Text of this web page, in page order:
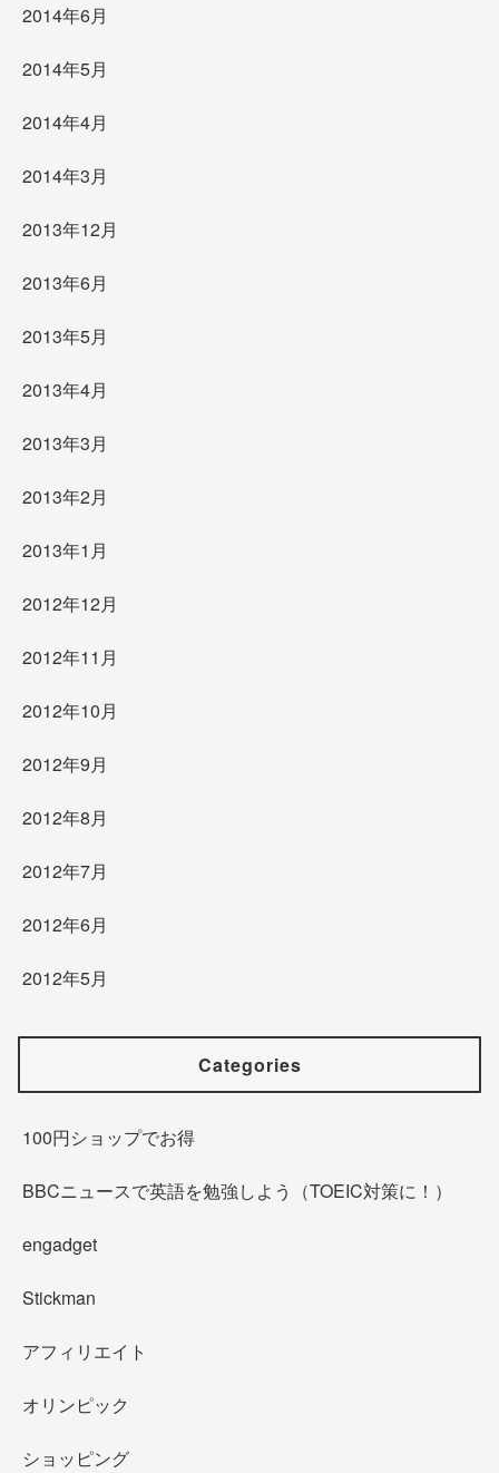
2014年6月
2014年5月
2014年4月
2014年3月
2013年12月
2013年6月
2013年5月
2013年4月
2013年3月
2013年2月
2013年1月
2012年12月
2012年11月
2012年10月
2012年9月
2012年8月
2012年7月
2012年6月
2012年5月
Categories
100円ショップでお得
BBCニュースで英語を勉強しよう（TOEIC対策に！）
engadget
Stickman
アフィリエイト
オリンピック
ショッピング